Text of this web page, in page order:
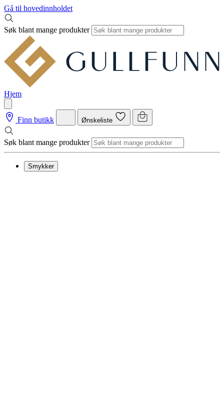
Gå til hovedinnholdet
Søk blant mange produkter
Hjem
Finn butikk Ønskeliste
Søk blant mange produkter
Smykker